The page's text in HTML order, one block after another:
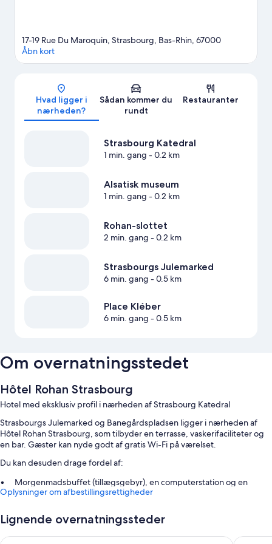
Kort
17-19 Rue Du Maroquin, Strasbourg, Bas-Rhin, 67000
Åbn kort
Hvad ligger i
nærheden?
Sådan kommer du
rundt
Restauranter
Strasbourg Katedral
1 min. gang - 0.2 km
Alsatisk museum
1 min. gang - 0.2 km
Rohan-slottet
2 min. gang - 0.2 km
Strasbourgs Julemarked
6 min. gang - 0.5 km
Place Kléber
6 min. gang - 0.5 km
Om overnatningsstedet
Hôtel Rohan Strasbourg
Hotel med eksklusiv profil i nærheden af Strasbourg Katedral
Strasbourgs Julemarked og Banegårdspladsen ligger i nærheden af
Hôtel Rohan Strasbourg, som tilbyder en terrasse, vaskerifaciliteter og
en bar. Gæster kan nyde godt af gratis Wi-Fi på værelset.
Du kan desuden drage fordel af:
Morgenmadsbuffet (tillægsgebyr), en computerstation og en
flersproget medarbejderstab
receptionen
En elevator, concierge-tjenester og hjælp med udflugter/billetter
Oplysninger om afbestillingsrettigheder
Lignende overnatningssteder